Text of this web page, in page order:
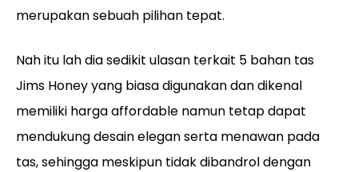
merupakan sebuah pilihan tepat.
Nah itu lah dia sedikit ulasan terkait 5 bahan tas
Jims Honey yang biasa digunakan dan dikenal
memiliki harga affordable namun tetap dapat
mendukung desain elegan serta menawan pada
tas, sehingga meskipun tidak dibandrol dengan